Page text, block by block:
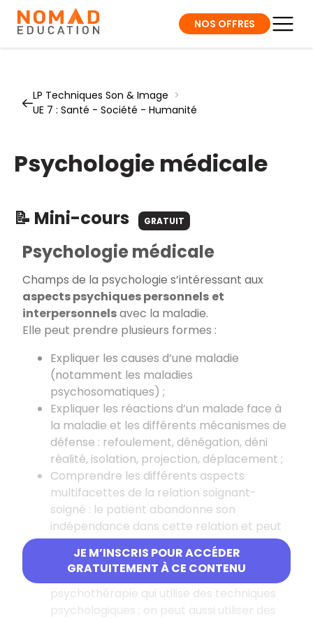
NOS OFFRES
LP Techniques Son & Image >
UE 7 : Santé - Société - Humanité
Psychologie médicale
📝 Mini-cours GRATUIT
JE M’INSCRIS POUR ACCÉDER
GRATUITEMENT À CE CONTENU
Psychologie médicale
Champs de la psychologie s’intéressant aux
aspects psychiques personnels et
interpersonnelsavec la maladie.
Elle peut prendre plusieurs formes :
Expliquer les causes d’une maladie
(notamment les maladies
psychosomatiques) ;
Expliquer les réactions d’un malade face à
la maladie et les différents mécanismes de
défense : refoulement, dénégation, déni
réalité, isolation, projection, déplacement ;
Comprendre les différents aspects
multifacettes de la relation soignant-
soigné : le patient abandonne son
indépendance dans cette relation et peut
se mettre en situation de régression qui
favorise le transfert ;
Les traitements peuvent être de type
psychothérapie qui utilise des techniques
psychologiques ; on peut aussi utiliser des